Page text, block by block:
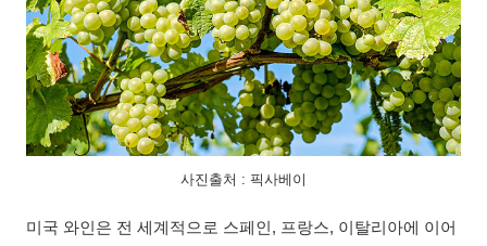
사진출처 : 픽사베이
미국 와인은 전 세계적으로 스페인, 프랑스, 이탈리아에 이어